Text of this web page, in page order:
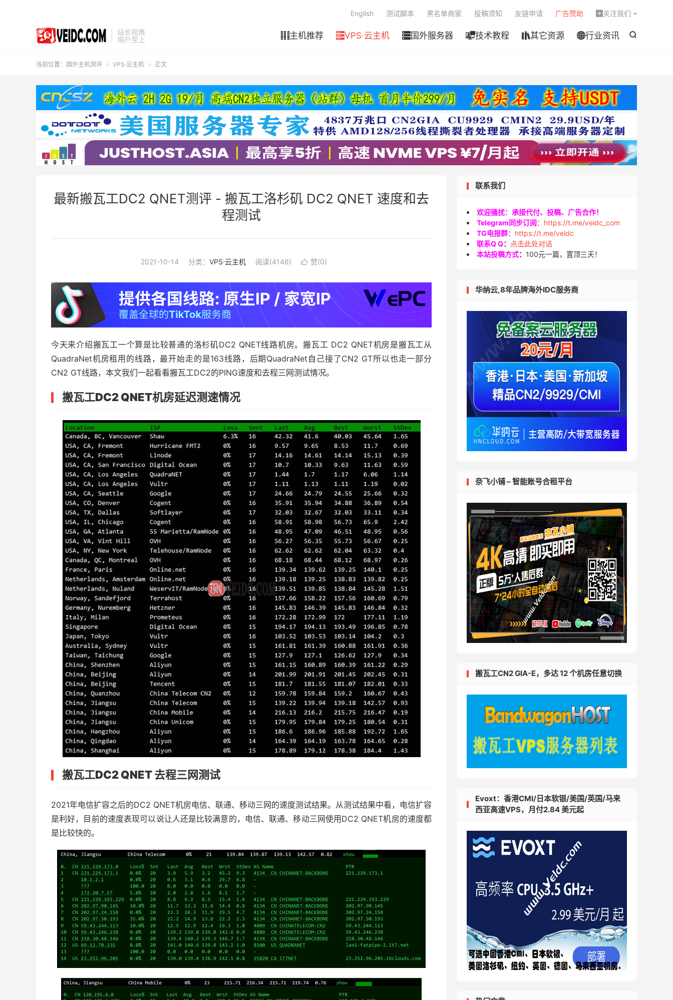
站长视角
用户至上

主机推荐 VPS·云主机 国外服务器 技术教程 其它资源 行业资讯
English 测试脚本 黑名单商家 投稿须知 友链申请 广告赞助  关注我们
当前位置： 国外主机测评  VPS·云主机  正文
最新搬瓦工DC2 QNET测评 - 搬瓦工洛杉矶 DC2 QNET 速度和去
程测试
2021-10-14 分类： VPS·云主机 阅读(4146)  赞(0)
今天来介绍搬瓦工一个算是比较普通的洛杉矶DC2 QNET线路机房。搬瓦工 DC2 QNET机房是搬瓦工从
QuadraNet机房租用的线路，最开始走的是163线路，后期QuadraNet自己接了CN2 GT所以也走一部分
CN2 GT线路，本文我们一起看看搬瓦工DC2的PING速度和去程三网测试情况。
搬瓦工DC2 QNET机房延迟测速情况
搬瓦工DC2 QNET 去程三网测试
2021年电信扩容之后的DC2 QNET机房电信、联通、移动三网的速度测试结果。从测试结果中看，电信扩容
是利好，目前的速度表现可以说让人还是比较满意的，电信、联通、移动三网使用DC2 QNET机房的速度都
是比较快的。
联系我们
欢迎骚扰：承接代付、投稿、广告合作！
Telegram同步订阅： https://t.me/veidc_com
TG电报群： https://t.me/veidc
联系Q Q：
点击此处对话
本站投稿方式： 100元一篇，置顶三天！
华纳云,8年品牌海外IDC服务商
奈飞小铺 – 智能账号合租平台
搬瓦工CN2 GIA-E，多达 12 个机房任意切换
Evoxt：香港CMI/日本软银/美国/英国/马来
西亚高速VPS，月付2.84 美元起